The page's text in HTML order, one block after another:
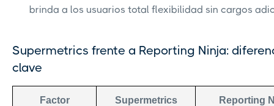
brinda a los usuarios total flexibilidad sin cargos
Supermetrics frente a Reporting Ninja:
clave
Factor Supermetrics Reporting